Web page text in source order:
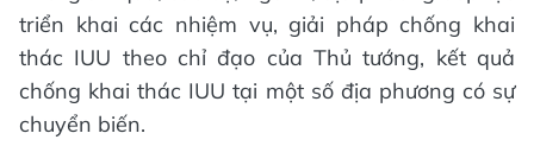
triển khai các nhiệm vụ, giải pháp chống khai
thác IUU theo chỉ đạo của Thủ tướng, kết quả
chống khai thác IUU tại một số địa phương có sự
chuyển biến.